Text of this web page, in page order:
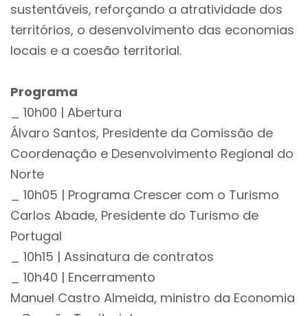
sustentáveis, reforçando a atratividade dos
territórios, o desenvolvimento das economias
locais e a coesão territorial.
Programa
_ 10h00 | Abertura
Álvaro Santos, Presidente da Comissão de
Coordenação e Desenvolvimento Regional do
Norte
_ 10h05 | Programa Crescer com o Turismo
Carlos Abade, Presidente do Turismo de
Portugal
_ 10h15 | Assinatura de contratos
_ 10h40 | Encerramento
Manuel Castro Almeida, ministro da Economia